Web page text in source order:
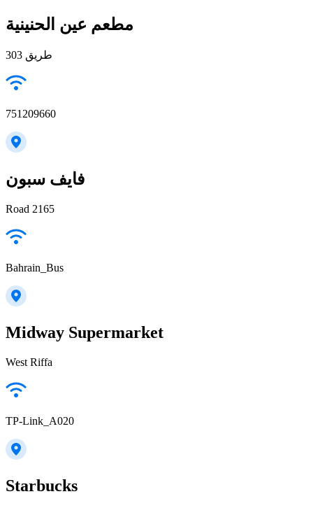
مطعم عين الحنينية
طريق 303
751209660
فايف سبون
Road 2165
Bahrain_Bus
Midway Supermarket
West Riffa
TP-Link_A020
Starbucks